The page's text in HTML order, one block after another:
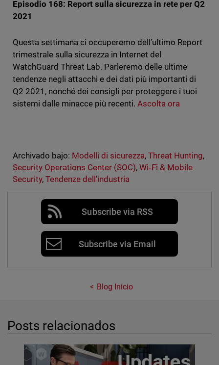
Episodio 168: Report sulla sicurezza in rete per Q2
2021
Questa settimana ci occuperemo dell’ultimo Report
trimestrale sulla sicurezza in Internet del
WatchGuard Threat Lab. Parleremo delle ultime
tendenze negli attacchi e dei dati più importanti di
Q2 2021, nonché dei consigli per proteggere i tuoi
sistemi dalle minacce più recenti.Ascolta ora
Archivado bajo: Modelli di sicurezza,Threat Hunting,
Security Operations Center (SOC),Wi‑Fi & Mobile
Security, Tendenze dell'industria
Subscribe via RSS
Subscribe via Email
Blog Inicio
Posts relacionados